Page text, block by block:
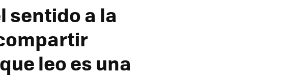
sentido a la
leo es una